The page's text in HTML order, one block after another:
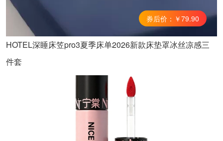
券后价：￥79.90
HOTEL深睡床笠pro3夏季床单2026新款床垫罩冰丝凉感三
件套